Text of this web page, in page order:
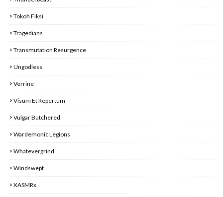
Tokoh Fiksi
Tragedians
Transmutation Resurgence
Ungodless
Verrine
Visum Et Repertum
Vulgar Butchered
Wardemonic Legions
Whatevergrind
Windswept
XASMRx